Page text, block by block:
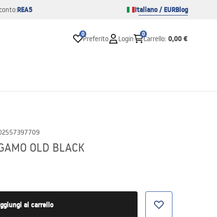
REA5 Italiano / EURBlog
0
Preferito Login
0
Carrello: 0,00 €
OLD BLACK
al carrello